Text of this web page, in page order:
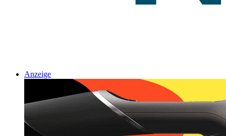
Anzeige